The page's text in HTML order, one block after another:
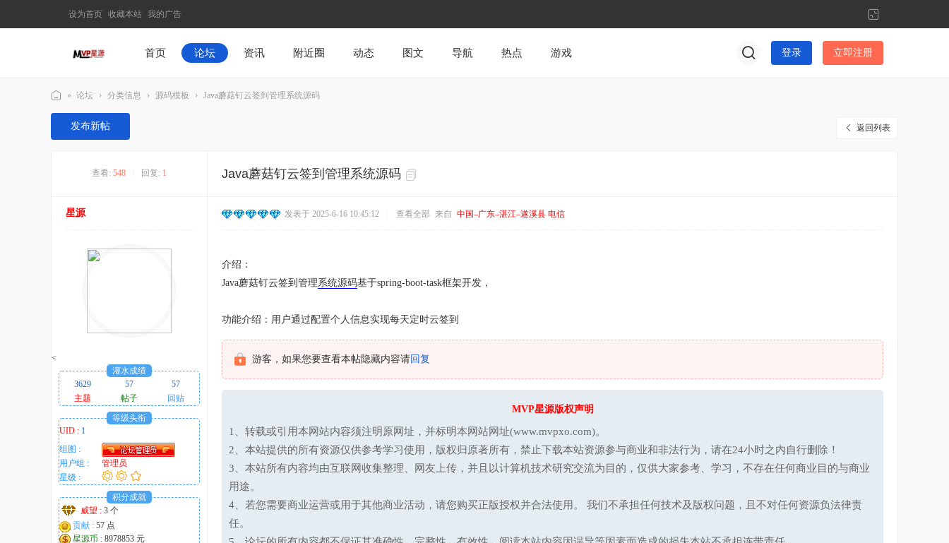
设为首页 收藏本站 我的广告
切
换
到
窄
首页 论坛 资讯 附近圈 动态 图文 导航 热点 游戏 登录 立即注册
M
！
» 论坛 › 分类信息 › 源码模板 › Java蘑菇钉云签到管理系统源码
返回列表
发布新帖
查看: 548 回复: 1 Java蘑菇钉云签到管理系统源码
星源
<
灌水成绩
3629
57
57
主题
帖子
回贴
等级头衔
UID : 1
组图 :
用户组 :
管理员
星级 :
积分成就
威望 : 3 个
贡献 : 57 点
星源币 : 8978853 元
发表于 2025-6-16 10:45:12 查看全部 来自 中国–广东–湛江–遂溪县 电信
介绍：
Java蘑菇钉云签到管理系统源码基于spring-boot-task框架开发，
功能介绍：用户通过配置个人信息实现每天定时云签到
游客，如果您要查看本帖隐藏内容请回复
MVP星源版权声明
1、转载或引用本网站内容须注明原网址，并标明本网站网址(www.mvpxo.com)。
2、本站提供的所有资源仅供参考学习使用，版权归原著所有，禁止下载本站资源参与商业和非法行为，请在24小时之内自行删除！
3、本站所有内容均由互联网收集整理、网友上传，并且以计算机技术研究交流为目的，仅供大家参考、学习，不存在任何商业目的与商业
用途。
4、若您需要商业运营或用于其他商业活动，请您购买正版授权并合法使用。 我们不承担任何技术及版权问题，且不对任何资源负法律责
任。